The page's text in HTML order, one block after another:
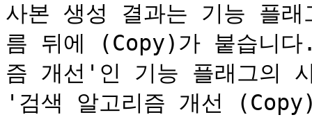
사본 생성 결과는 기능 플
름 뒤에 (Copy)가 붙습니
즘 개선'인 기능 플래그의
'검색 알고리즘 개선